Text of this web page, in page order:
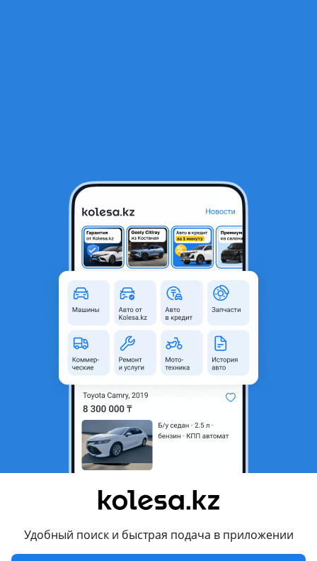
Удобный поиск и быстрая подача в приложении
Рамка щитка приборов на 4Runner
Объявление находится в архиве и может быть
Алматы, Алматинская
Оригинальность
Оригинал
Комментарий продавца
Рамка щитка приборов на 4Runner
Перевести